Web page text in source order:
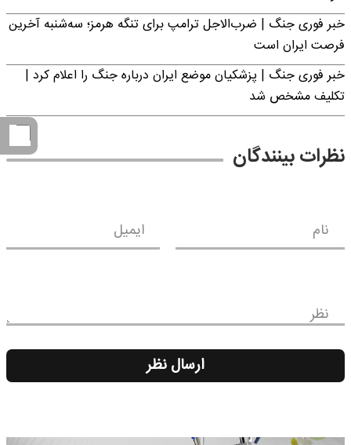
خبر فوری جنگ | ضرب‌الاجل ترامپ برای تنگه هرمز؛ سه‌شنبه آخرین
فرصت ایران است
خبر فوری جنگ | پزشکیان موضع ایران درباره جنگ را اعلام کرد |
تکلیف مشخص شد
نظرات بینندگان
نام ایمیل
نظر
ارسال نظر